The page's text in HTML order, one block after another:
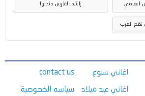
انغامي راشد الفارس دندنها
نغم العرب
اغاني سبوع
اغاني عيد ميلاد
contact us
سياسه الخصوصية